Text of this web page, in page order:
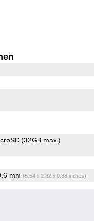
(32GB max.)
mm (5.54 x 2.82 x 0.38 inches)